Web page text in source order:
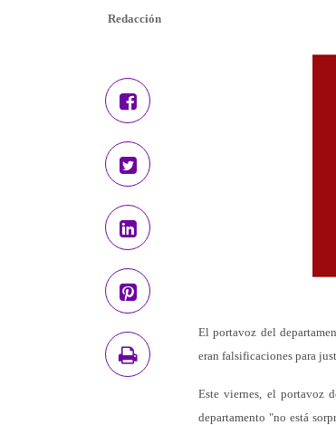
Redacción
El portavoz del
eran falsificaciones para
Este viernes, el portavoz
departamento "no está